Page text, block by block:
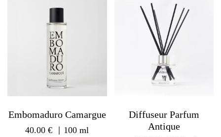
Embomaduro Camargue
40.00€ ｜100 ml
Diffuseur Parfum
Antique